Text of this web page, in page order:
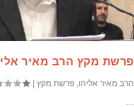
פרשת מקץ הרב מאיר
הרב מאיר אליהו,פרשת מקץ |